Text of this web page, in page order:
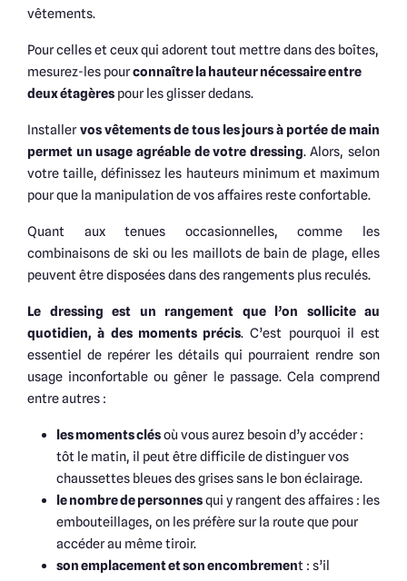
vêtements.
Pour celles et ceux qui adorent tout mettre dans des boîtes,
mesurez-les pourconnaître la hauteur nécessaire entre
deux étagères pour les glisser dedans.
Installervos vêtements de tous les jours à portée de main
permet un usage agréable de votre dressing. Alors, selon
votre taille, définissez les hauteurs minimum et maximum
pour que la manipulation de vos affaires reste confortable.
Quant aux tenues occasionnelles, comme les
combinaisons de ski ou les maillots de bain de plage, elles
peuvent être disposées dans des rangements plus reculés.
Le dressing est un rangement que l’on sollicite au
quotidien, à des moments précis. C’est pourquoi il est
essentiel de repérer les détails qui pourraient rendre son
usage inconfortable ou gêner le passage. Cela comprend
entre autres :
les moments clésoù vous aurez besoin d’y accéder :
tôt le matin, il peut être difficile de distinguer vos
chaussettes bleues des grises sans le bon éclairage.
le nombre de personnesqui y rangent des affaires : les
embouteillages, on les préfère sur la route que pour
accéder au même tiroir.
son emplacement et son encombrement : s’il